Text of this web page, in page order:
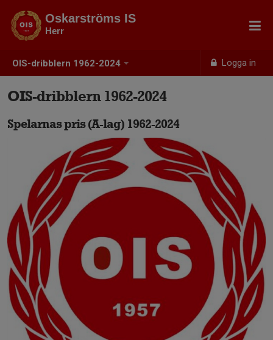
OIS-dribblern 1962-2024 Logga in
Oskarströms IS
Herr
OIS-dribblern 1962-2024
Spelarnas pris (A-lag) 1962-2024